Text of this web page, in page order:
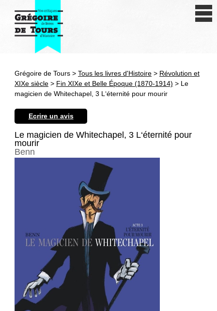
Antiquité
XXe siècle
Autres civilisations
Thématiques
Grégoire de Tours > Tous les livres d'Histoire > Révolution et
XIXe siècle > Fin XIXe et Belle Époque (1870-1914) > Le
magicien de Whitechapel, 3 L‘éternité pour mourir
Ecrire un avis
Le magicien de Whitechapel, 3 L‘éternité pour
mourir
Benn